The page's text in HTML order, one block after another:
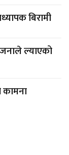
बिरामी
ल्याएको